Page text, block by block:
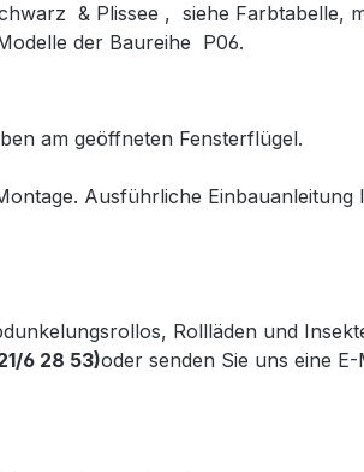
& Plissee , siehe Farbtabelle,
der Baureihe P06.
am geöffneten Fensterflügel.
Ausführliche Einbauanleitung
Rollläden und
6 28 53)oder senden Sie uns eine E-